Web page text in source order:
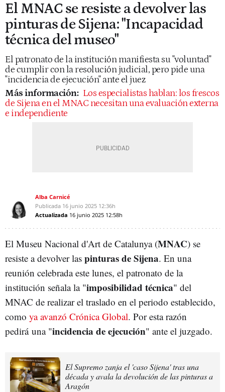
El MNAC se resiste a devolver las
pinturas de Sijena: "Incapacidad
técnica del museo"
El patronato de la institución manifiesta su "voluntad"
de cumplir con la resolución judicial, pero pide una
"incidencia de ejecución" ante el juez
Más información: Los especialistas hablan: los frescos
de Sijena en el MNAC necesitan una evaluación externa
e independiente
Alba Carnicé
Publicada 16 junio 2025 12:36h
Actualizada 16 junio 2025 12:58h
El Museu Nacional d'Art de Catalunya (MNAC) se
resiste a devolver las pinturas de Sijena. En una
reunión celebrada este lunes, el patronato de la
institución señala la "imposibilidad técnica" del
MNAC de realizar el traslado en el periodo establecido,
como ya avanzó Crónica Global. Por esta razón
pedirá una "incidencia de ejecución" ante el juzgado.
El Supremo zanja el 'caso Sijena' tras una
década y avala la devolución de las pinturas a
Aragón